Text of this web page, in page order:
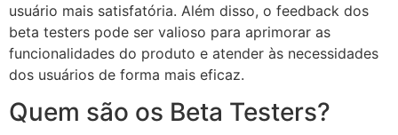
usuário mais satisfatória. Além disso, o feedback dos
beta testers pode ser valioso para aprimorar as
funcionalidades do produto e atender às necessidades
dos usuários de forma mais eficaz.
Quem são os Beta Testers?